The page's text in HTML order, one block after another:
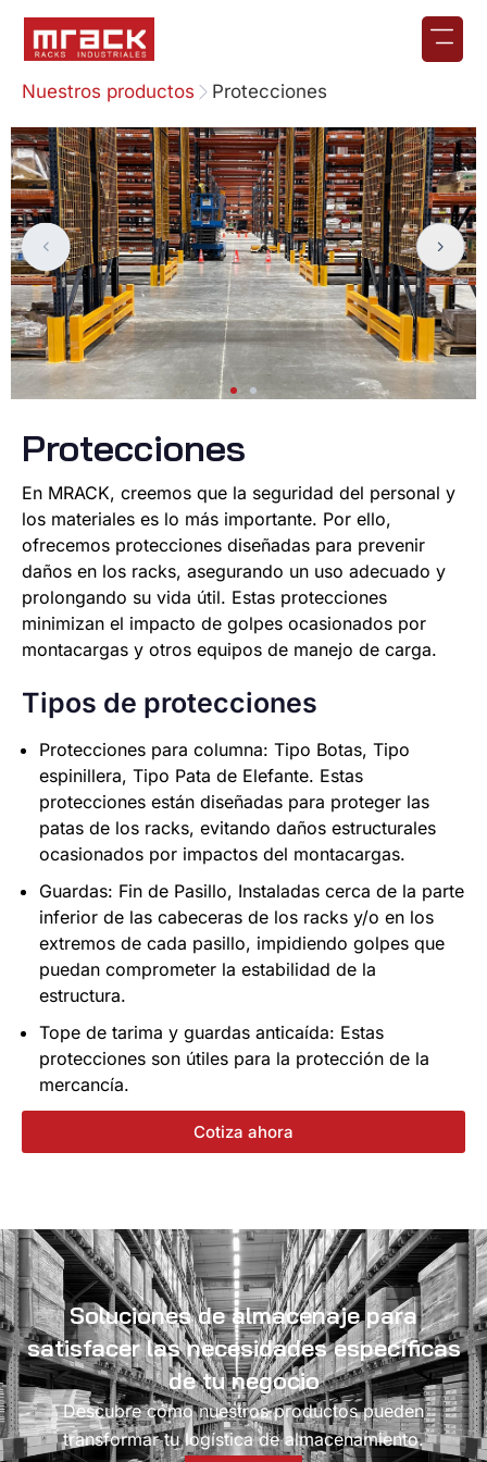
Nuestros productos Protecciones
Protecciones
En MRACK, creemos que la seguridad del personal y
los materiales es lo más importante. Por ello,
ofrecemos protecciones diseñadas para prevenir
daños en los racks, asegurando un uso adecuado y
prolongando su vida útil. Estas protecciones
minimizan el impacto de golpes ocasionados por
montacargas y otros equipos de manejo de carga.
Tipos de protecciones
Protecciones para columna: Tipo Botas, Tipo
espinillera, Tipo Pata de Elefante. Estas
protecciones están diseñadas para proteger las
patas de los racks, evitando daños estructurales
ocasionados por impactos del montacargas.
Guardas: Fin de Pasillo, Instaladas cerca de la parte
inferior de las cabeceras de los racks y/o en los
extremos de cada pasillo, impidiendo golpes que
puedan comprometer la estabilidad de la
estructura.
Tope de tarima y guardas anticaída: Estas
protecciones son útiles para la protección de la
mercancía.
Cotiza ahora
Soluciones de almacenaje para
satisfacer las necesidades específicas
de tu negocio
Descubre cómo nuestros productos pueden
transformar tu logística de almacenamiento.